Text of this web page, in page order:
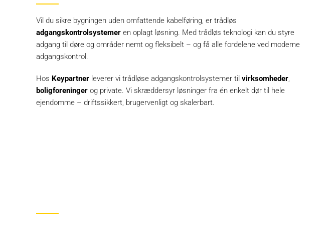
Vil du sikre bygningen uden omfattende kabelføring, er trådløs
adgangskontrolsystemer en oplagt løsning. Med trådløs teknologi kan du styre
adgang til døre og områder nemt og fleksibelt – og få alle fordelene ved moderne
adgangskontrol.
Hos Keypartner leverer vi trådløse adgangskontrolsystemer til virksomheder,
boligforeninger og private. Vi skræddersyr løsninger fra én enkelt dør til hele
ejendomme – driftssikkert, brugervenligt og skalerbart.